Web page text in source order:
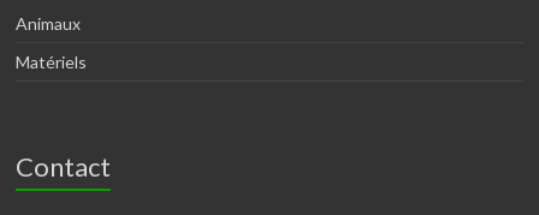
Animaux
Matériels
Contact